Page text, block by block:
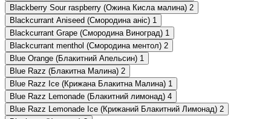
Blackberry Sour raspberry (Ожина Кисла малина) 2
Blackcurrant Aniseed (Смородина аніс) 1
Blackcurrant Grape (Смородина Виноград) 1
Blackcurrant menthol (Смородина ментол) 2
Blue Orange (Блакитний Апельсин) 1
Blue Razz (Блакитна Малина) 2
Blue Razz Ice (Крижана Блакитна Малина) 1
Blue Razz Lemonade (Блакитний лимонад) 4
Blue Razz Lemonade Ice (Крижаний Блакитний Лимонад) 2